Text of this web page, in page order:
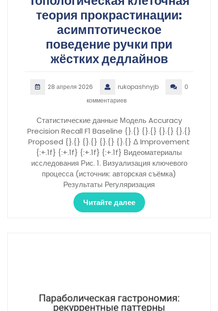
теория прокрастинации:
асимптотическое
поведение ручки при
жёстких дедлайнов
28 апреля 2026 rukopashnyjb
0
комментариев
Статистические данные Модель Accuracy
Precision Recall F1 Baseline {}.{} {}.{} {}.{} {}.{}
Proposed {}.{} {}.{} {}.{} {}.{} Δ Improvement
{:+.1f} {:+.1f} {:+.1f} {:+.1f} Видеоматериалы
исследования Рис. 1. Визуализация ключевого
процесса (источник: авторская съёмка)
Результаты Регуляризация
Читайте далее